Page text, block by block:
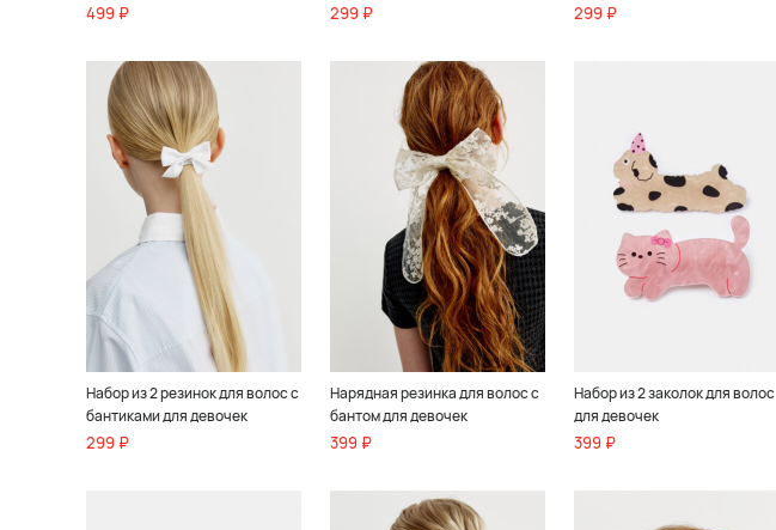
499 ₽ 299 ₽ 299 ₽
Набор из 2 резинок для волос с
бантиками для девочек
299 ₽
Нарядная резинка для волос с
бантом для девочек
399 ₽
Набор из 2 заколок для волос
для девочек
399 ₽